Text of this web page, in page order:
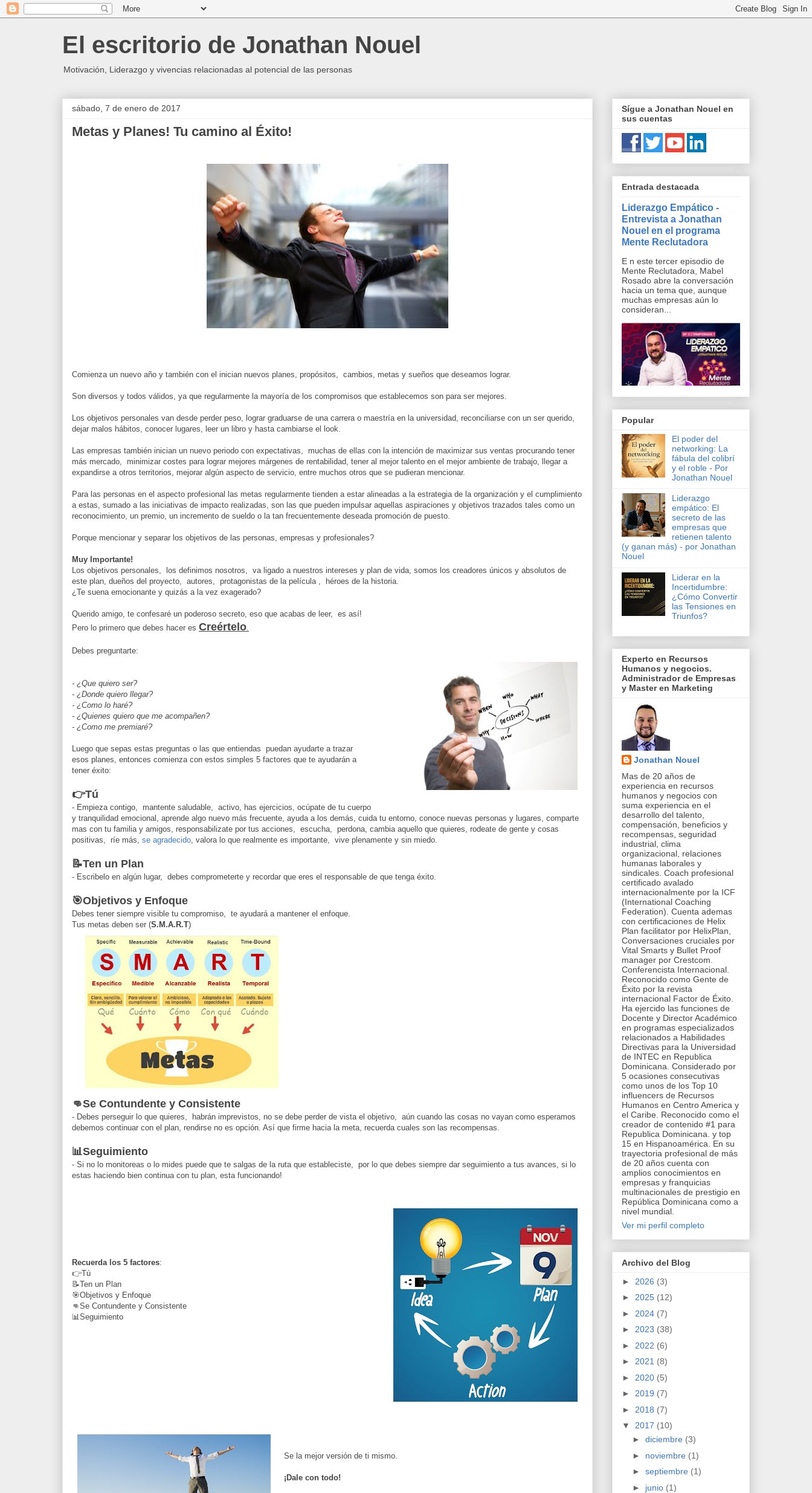
El escritorio de Jonathan Nouel
Motivación, Liderazgo y vivencias relacionadas al potencial de las personas
sábado, 7 de enero de 2017
Metas y Planes! Tu camino al Éxito!
Comienza un nuevo año y también con el inician nuevos planes, propósitos, cambios, metas y sueños que deseamos lograr.
Son diversos y todos válidos, ya que regularmente la mayoría de los compromisos que establecemos son para ser mejores.
Los objetivos personales van desde perder peso, lograr graduarse de una carrera o maestría en la universidad, reconciliarse con un ser querido,
dejar malos hábitos, conocer lugares, leer un libro y hasta cambiarse el look.
Las empresas también inician un nuevo periodo con expectativas, muchas de ellas con la intención de maximizar sus ventas procurando tener
más mercado, minimizar costes para lograr mejores márgenes de rentabilidad, tener al mejor talento en el mejor ambiente de trabajo, llegar a
expandirse a otros territorios, mejorar algún aspecto de servicio, entre muchos otros que se pudieran mencionar.
Para las personas en el aspecto profesional las metas regularmente tienden a estar alineadas a la estrategia de la organización y el cumplimiento
a estas, sumado a las iniciativas de impacto realizadas, son las que pueden impulsar aquellas aspiraciones y objetivos trazados tales como un
reconocimiento, un premio, un incremento de sueldo o la tan frecuentemente deseada promoción de puesto.
Porque mencionar y separar los objetivos de las personas, empresas y profesionales?
Muy Importante!
Los objetivos personales, los definimos nosotros, va ligado a nuestros intereses y plan de vida, somos los creadores únicos y absolutos de
este plan, dueños del proyecto, autores, protagonistas de la película , héroes de la historia.
¿ Te suena emocionante y quizás a la vez exagerado?
Querido amigo, te confesaré un poderoso secreto, eso que acabas de leer, es así!
Pero lo primero que debes hacer es Creértelo.
Debes preguntarte:
- ¿Que quiero ser?
- ¿Donde quiero llegar?
- ¿Como lo haré?
- ¿Quienes quiero que me acompañen?
- ¿Como me premiaré?
Luego que sepas estas preguntas o las que entiendas puedan ayudarte a trazar
esos planes, entonces comienza con estos simples 5 factores que te ayudarán a
tener éxito:
👉Tú
- Empieza contigo, mantente saludable, activo, has ejercicios, ocúpate de tu cuerpo
y tranquilidad emocional, aprende algo nuevo más frecuente, ayuda a los demás, cuida tu entorno, conoce nuevas personas y lugares, comparte
mas con tu familia y amigos, responsabilizate por tus acciones, escucha, perdona, cambia aquello que quieres, rodeate de gente y cosas
positivas, ríe más, se agradecido, valora lo que realmente es importante, vive plenamente y sin miedo.
📝Ten un Plan
- Escribelo en algún lugar, debes comprometerte y recordar que eres el responsable de que tenga éxito.
🎯Objetivos y Enfoque
Debes tener siempre visible tu compromiso, te ayudará a mantener el enfoque.
Tus metas deben ser (S.M.A.R.T)
👊Se Contundente y Consistente
- Debes perseguir lo que quieres, habrán imprevistos, no se debe perder de vista el objetivo, aún cuando las cosas no vayan como esperamos
debemos continuar con el plan, rendirse no es opción. Así que firme hacia la meta, recuerda cuales son las recompensas.
📊Seguimiento
- Si no lo monitoreas o lo mides puede que te salgas de la ruta que estableciste, por lo que debes siempre dar seguimiento a tus avances, si lo
estas haciendo bien continua con tu plan, esta funcionando!
Recuerda los 5 factores:
👉Tú
📝Ten un Plan
🎯Objetivos y Enfoque
👊Se Contundente y Consistente
📊Seguimiento
Se la mejor versión de ti mismo.
¡Dale con todo!
Sígue a Jonathan Nouel en
sus cuentas
Entrada destacada
Liderazgo Empático -
Entrevista a Jonathan
Nouel en el programa
Mente Reclutadora
E n este tercer episodio de
Mente Reclutadora, Mabel
Rosado abre la conversación
hacia un tema que, aunque
muchas empresas aún lo
consideran...
Popular
El poder del
networking: La
fábula del colibrí
y el roble - Por
Jonathan Nouel
Liderazgo
empático: El
secreto de las
empresas que
retienen talento
(y ganan más) - por Jonathan
Nouel
Liderar en la
Incertidumbre:
¿Cómo Convertir
las Tensiones en
Triunfos?
Experto en Recursos
Humanos y negocios.
Administrador de Empresas
y Master en Marketing
Jonathan Nouel
Mas de 20 años de
experiencia en recursos
humanos y negocios con
suma experiencia en el
desarrollo del talento,
compensación, beneficios y
recompensas, seguridad
industrial, clima
organizacional, relaciones
humanas laborales y
sindicales. Coach profesional
certificado avalado
internacionalmente por la ICF
(International Coaching
Federation). Cuenta ademas
con certificaciones de Helix
Plan facilitator por HelixPlan,
Conversaciones cruciales por
Vital Smarts y Bullet Proof
manager por Crestcom.
Conferencista Internacional.
Reconocido como Gente de
Éxito por la revista
internacional Factor de Éxito.
Ha ejercido las funciones de
Docente y Director Académico
en programas especializados
relacionados a Habilidades
Directivas para la Universidad
de INTEC en Republica
Dominicana. Considerado por
5 ocasiones consecutivas
como unos de los Top 10
influencers de Recursos
Humanos en Centro America y
el Caribe. Reconocido como el
creador de contenido #1 para
Republica Dominicana. y top
15 en Hispanoamérica. En su
trayectoria profesional de más
de 20 años cuenta con
amplios conocimientos en
empresas y franquicias
multinacionales de prestigio en
República Dominicana como a
nivel mundial.
Ver mi perfil completo
Archivo del Blog
► 2026 (3)
► 2025 (12)
► 2024 (7)
► 2023 (38)
► 2022 (6)
► 2021 (8)
► 2020 (5)
► 2019 (7)
► 2018 (7)
▼ 2017 (10)
► diciembre (3)
► noviembre (1)
► septiembre (1)
► junio (1)